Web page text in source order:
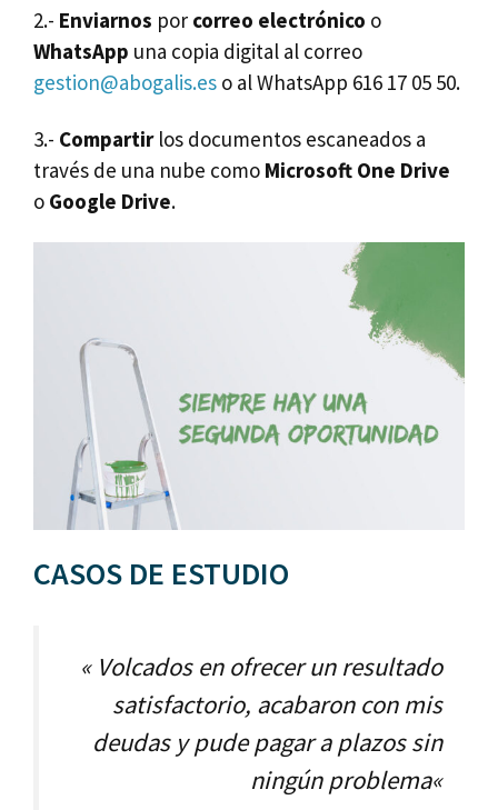
2.- Enviarnos por correo electrónico o
WhatsApp una copia digital al correo
gestion@abogalis.es o al WhatsApp 616 17 05 50.
3.- Compartirlos documentos escaneados a
través de una nube como Microsoft One Drive
o Google Drive.
CASOS DE ESTUDIO
«Volcados en ofrecer un resultado
satisfactorio, acabaron con mis
deudas y pude pagar a plazos sin
ningún problema«